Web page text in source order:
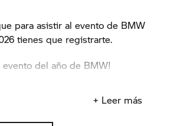
para asistir al evento de BMW
tienes que registrarte.
del año de BMW!
+ Leer más